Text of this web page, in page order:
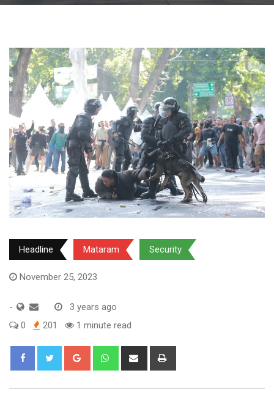
Headline Mataram Security
November 25, 2023
-
3 years ago
0
201 1 minute read
Google+ WhatsappShare